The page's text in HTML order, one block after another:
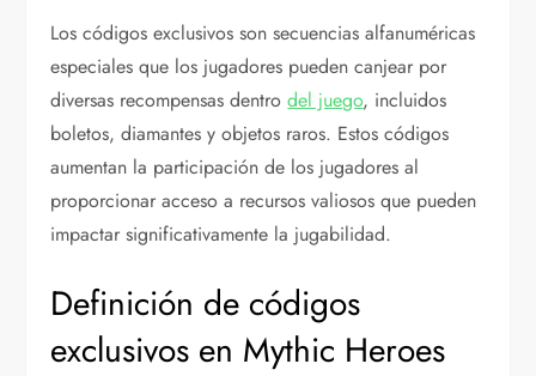
Los códigos exclusivos son secuencias alfanuméricas
especiales que los jugadores pueden canjear por
diversas recompensas dentrodel juego, incluidos
boletos, diamantes y objetos raros. Estos códigos
aumentan la participación de los jugadores al
proporcionar acceso a recursos valiosos que pueden
impactar significativamente la jugabilidad.
Definición de códigos
exclusivos en Mythic Heroes